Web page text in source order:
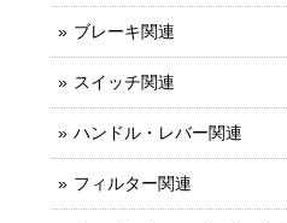
ブレーキ関連
スイッチ関連
ハンドル・レバー関連
フィルター関連